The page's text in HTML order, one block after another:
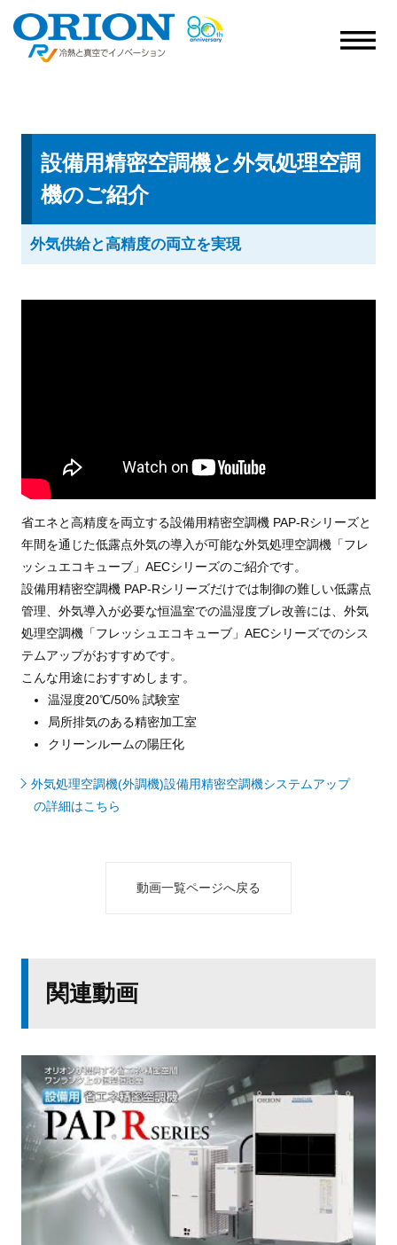
設備用精密空調機と外気処理空調
機のご紹介
外気供給と高精度の両立を実現
省エネと高精度を両立する設備用精密空調機 PAP-Rシリーズと
年間を通じた低露点外気の導入が可能な外気処理空調機「フレ
ッシュエコキューブ」AECシリーズのご紹介です。
設備用精密空調機 PAP-Rシリーズだけでは制御の難しい低露点
管理、外気導入が必要な恒温室での温湿度ブレ改善には、外気
処理空調機「フレッシュエコキューブ」AECシリーズでのシス
テムアップがおすすめです。
こんな用途におすすめします。
温湿度20℃/50% 試験室
局所排気のある精密加工室
クリーンルームの陽圧化
外気処理空調機(外調機)設備用精密空調機システムアップ
の詳細はこちら
動画一覧ページへ戻る
関連動画